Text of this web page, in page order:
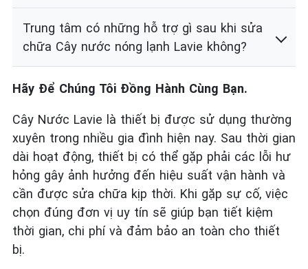
Trung tâm có những hỗ trợ gì sau khi sửa
chữa Cây nước nóng lạnh Lavie không?
Hãy Để Chúng Tôi Đồng Hành Cùng Bạn.
Cây Nước Lavie là thiết bị được sử dụng thường
xuyên trong nhiều gia đình hiện nay. Sau thời gian
dài hoạt động, thiết bị có thể gặp phải các lỗi hư
hỏng gây ảnh hưởng đến hiệu suất vận hành và
cần được sửa chữa kịp thời. Khi gặp sự cố, việc
chọn đúng đơn vị uy tín sẽ giúp bạn tiết kiệm
thời gian, chi phí và đảm bảo an toàn cho thiết
bị.